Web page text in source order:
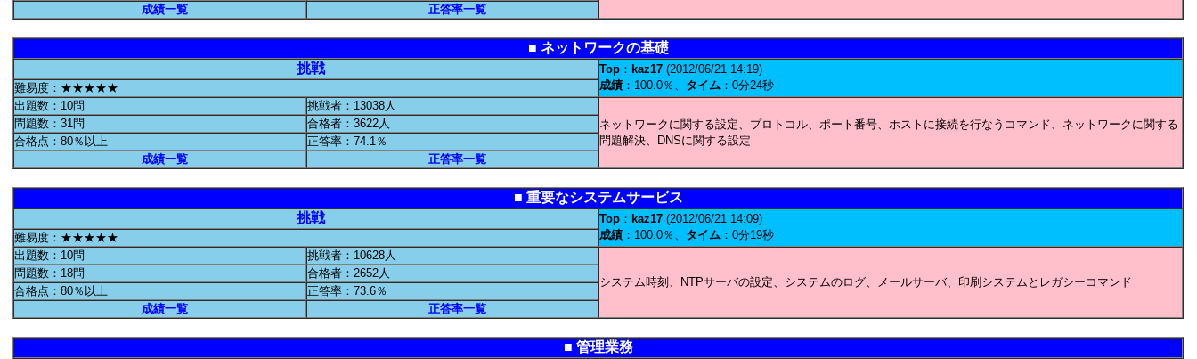
成績一覧
正答率一覧
■ ネットワークの基礎
挑戦
Top ： kaz17 (2012/06/21 14:19)
成績 ：100.0％、 タイム ：0分24秒
難易度：★★★★★
出題数：10問
挑戦者：13038人
ネットワークに関する設定、プロトコル、ポート番号、ホストに接続を行なうコマンド、ネットワークに関する
問題解決、DNSに関する設定
問題数：31問
合格者：3622人
合格点：80％以上
正答率：74.1％
成績一覧
正答率一覧
■ 重要なシステムサービス
挑戦
Top ： kaz17 (2012/06/21 14:09)
成績 ：100.0％、 タイム ：0分19秒
難易度：★★★★★
出題数：10問
挑戦者：10628人
システム時刻、NTPサーバの設定、システムのログ、メールサーバ、印刷システムとレガシーコマンド
問題数：18問
合格者：2652人
合格点：80％以上
正答率：73.6％
成績一覧
正答率一覧
■ 管理業務